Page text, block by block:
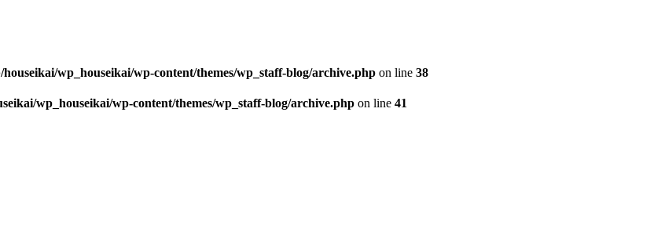
houseikai/wp_houseikai/wp-content/themes/wp_staff-blog/archive.php on line 38
wp_houseikai/wp-content/themes/wp_staff-blog/archive.php on line 41